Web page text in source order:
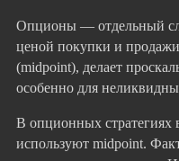
Опционы — отдельный
ценой покупки и
(midpoint), делает
особенно для
В опционных стратегиях
используют midpoint.